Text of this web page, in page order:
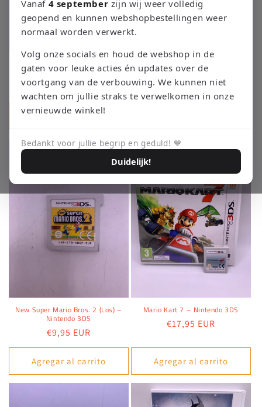
Pokémon Moon – Nintendo 3DS
Precio
habitual
€34,95 EUR
Agregar al carrito
Pokémon Alpha Sapphire (NL) –
Nintendo 3DS
Precio
habitual
€69,95 EUR
New Super Mario Bros. 2 (Los) –
Nintendo 3DS
Precio
habitual
€9,95 EUR
Agregar al carrito
Mario Kart 7 – Nintendo 3DS
Precio
€17,95 EUR
Agregar al carrito
Vanaf 4 september zijn wij weer volledig
geopend en kunnen webshopbestellingen weer
normaal worden verwerkt.
Volg onze socials en houd de webshop in de
gaten voor leuke acties én updates over de
voortgang van de verbouwing. We kunnen niet
wachten om jullie straks te verwelkomen in onze
vernieuwde winkel!
Bedankt voor jullie begrip en geduld! 💙
Duidelijk!